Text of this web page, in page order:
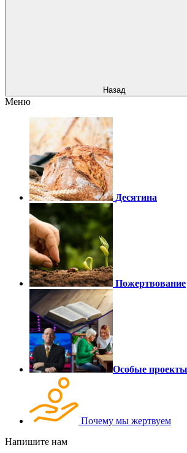
Назад
Меню
Десятина
Пожертвование
Особые проекты
Почему мы жертвуем
Напишите нам